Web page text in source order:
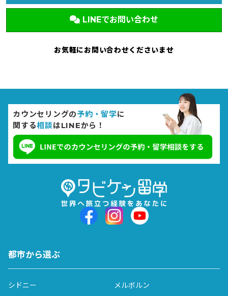
LINEでお問い合わせ
お気軽にお問い合わせくださいませ
カウンセリングの予約・留学に
関する相談はLINEから！
都市から選ぶ
シドニー
メルボルン